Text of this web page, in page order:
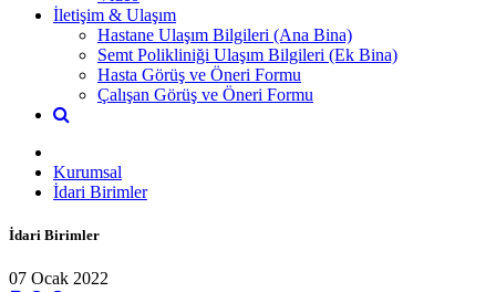
İletişim & Ulaşım
Hastane Ulaşım Bilgileri (Ana Bina)
Semt Polikliniği Ulaşım Bilgileri (Ek Bina)
Hasta Görüş ve Öneri Formu
Çalışan Görüş ve Öneri Formu
Kurumsal
İdari Birimler
İdari Birimler
07 Ocak 2022